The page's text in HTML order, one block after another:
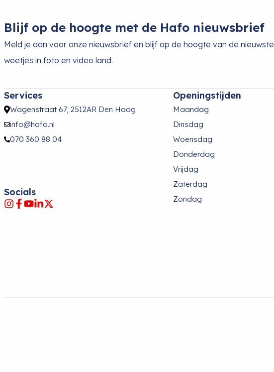
Blijf op de hoogte met de Hafo nieuwsbrief
Meld je aan voor onze nieuwsbrief en blijf op de hoogte van de nieuwste
weetjes in foto en video land.
Services
Wagenstraat 67, 2512AR Den Haag
info@hafo.nl
070 360 88 04
Socials
Openingstijden
Maandag
Dinsdag
Woensdag
Donderdag
Vrijdag
Zaterdag
Zondag